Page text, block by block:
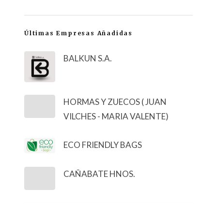
Últimas Empresas Añadidas
BALKUN S.A.
HORMAS Y ZUECOS ( JUAN
VILCHES - MARIA VALENTE)
ECO FRIENDLY BAGS
CAÑABATE HNOS.